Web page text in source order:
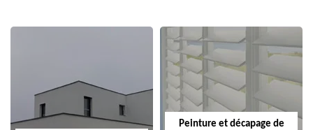
Peinture et décapage de